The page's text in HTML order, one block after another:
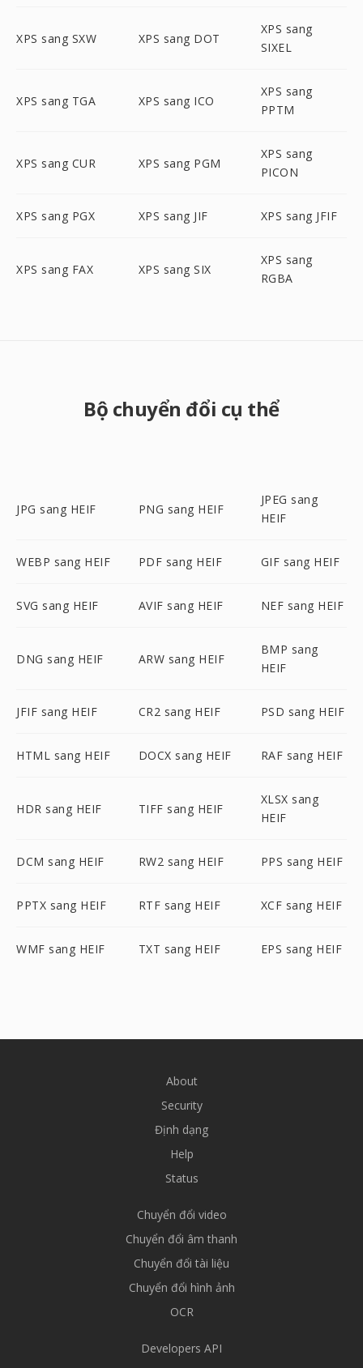
XPS sang SXW XPS sang DOT
XPS sang
SIXEL
XPS sang TGA XPS sang ICO
XPS sang
PPTM
XPS sang CUR XPS sang PGM
XPS sang
PICON
XPS sang PGX XPS sang JIF XPS sang JFIF
XPS sang FAX XPS sang SIX
XPS sang
RGBA
Bộ chuyển đổi cụ thể
JPG sang HEIF PNG sang HEIF
JPEG sang
HEIF
WEBP sang HEIF PDF sang HEIF GIF sang HEIF
SVG sang HEIF AVIF sang HEIF NEF sang HEIF
DNG sang HEIF ARW sang HEIF
BMP sang
HEIF
JFIF sang HEIF CR2 sang HEIF PSD sang HEIF
HTML sang HEIF DOCX sang HEIF RAF sang HEIF
HDR sang HEIF TIFF sang HEIF
XLSX sang
HEIF
DCM sang HEIF RW2 sang HEIF PPS sang HEIF
PPTX sang HEIF RTF sang HEIF XCF sang HEIF
WMF sang HEIF TXT sang HEIF EPS sang HEIF
About
Security
Định dạng
Help
Status
Chuyển đổi video
Chuyển đổi âm thanh
Chuyển đổi tài liệu
Chuyển đổi hình ảnh
OCR
Developers API